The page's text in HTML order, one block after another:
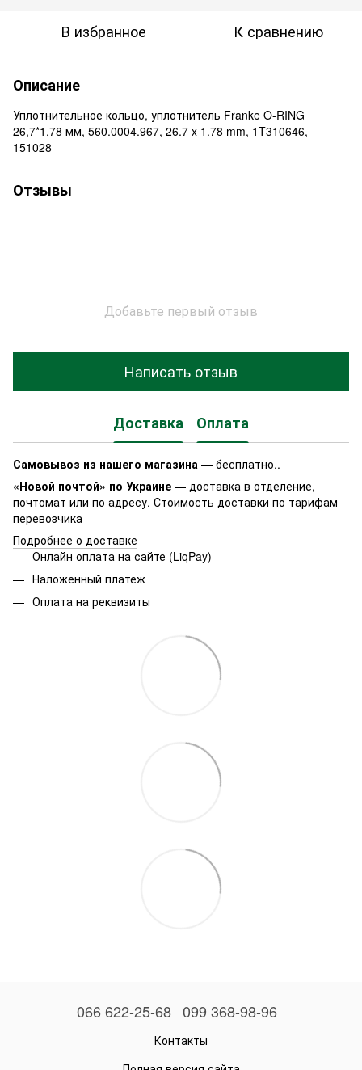
В избранное К сравнению
Описание
Уплотнительное кольцо, уплотнитель Franke O-RING
26,7*1,78 мм, 560.0004.967, 26.7 x 1.78 mm, 1T310646,
151028
Отзывы
Добавьте первый отзыв
Написать отзыв
Доставка Оплата
Самовывоз из нашего магазина — бесплатно..
«Новой почтой» по Украине — доставка в отделение,
почтомат или по адресу. Стоимость доставки по тарифам
перевозчика
Подробнее о доставке
Онлайн оплата на сайте (LiqPay)
Наложенный платеж
Оплата на реквизиты
066 622-25-68 099 368-98-96
Контакты